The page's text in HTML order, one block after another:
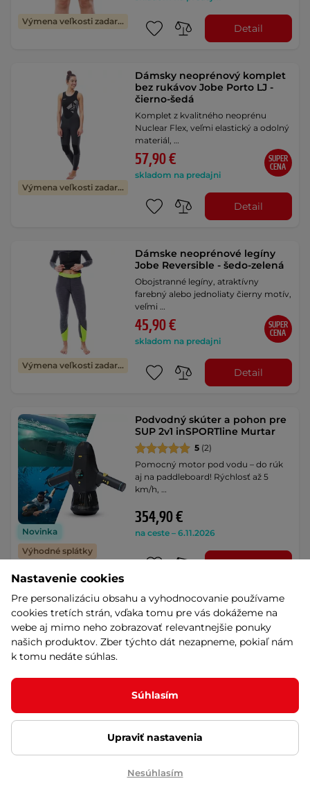
Výmena veľkosti zadarmo
Detail
Výmena veľkosti zadarmo
Dámsky neoprénový komplet
bez rukávov Jobe Porto LJ -
čierno-šedá
Komplet z kvalitného neoprénu
Nuclear Flex, veľmi elastický a odolný
materiál, …
57,90 €
skladom na predajni
SUPER
CENA
Detail
Výmena veľkosti zadarmo
Dámske neoprénové legíny
Jobe Reversible - šedo-zelená
Obojstranné legíny, atraktívny
farebný alebo jednoliaty čierny motív,
veľmi …
45,90 €
skladom na predajni
SUPER
CENA
Detail
Novinka
Výhodné splátky
Podvodný skúter a pohon pre
SUP 2v1 inSPORTline Murtar
5 (2)
Pomocný motor pod vodu – do rúk
aj na paddleboard! Rýchlosť až 5
km/h, …
354,90 €
na ceste – 6.11.2026
Nepremokavý vak s oknom a
ventilom Yate Dry Bag 10l -
modrá
…
18,90 €
skladom na predajni
Nastavenie cookies
Pre personalizáciu obsahu a vyhodnocovanie používame
cookies tretích strán, vďaka tomu pre vás dokážeme na
webe aj mimo neho zobrazovať relevantnejšie ponuky
našich produktov. Zber týchto dát nezapneme, pokiaľ nám
k tomu nedáte súhlas.
Súhlasím
Upraviť nastavenia
Nesúhlasím